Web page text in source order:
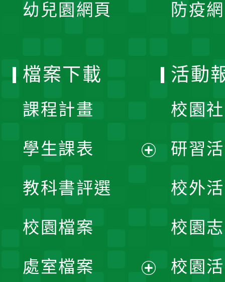
幼兒園網頁 防疫
檔案下載
課程計畫
學生課表
單
教科書評選
校園檔案
處室檔案
活動
校園
研習
校外
校園
校園